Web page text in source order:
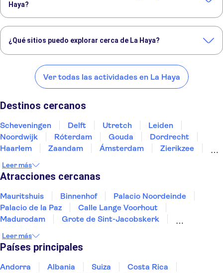
Haya?
Mauritshuis Binnenhof Palacio Noordeinde
Palacio de la Paz
Calle Lange Voorhout
¿Qué sitios puedo explorar cerca de La Haya?
Scheveningen
Ver todas las actividades en La Haya
Destinos cercanos
Scheveningen Delft Utretch
Leiden
Noordwijk
Róterdam Gouda
Dordrecht
Haarlem
Zaandam Ámsterdam
Zierikzee
Leer más
Atracciones cercanas
Mauritshuis Binnenhof
Palacio Noordeinde
Palacio de la Paz
Calle Lange Voorhout
Madurodam
Grote de Sint-Jacobskerk
Youseum en Westfield Mall
Leer más
Países principales
Andorra Albania Suiza
Costa Rica